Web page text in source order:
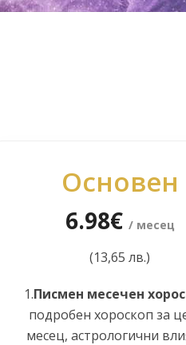
Основен
6.98€ / месец
(13,65 лв.)
1.Писмен месечен
подробен хороскоп за
месец, астрологични